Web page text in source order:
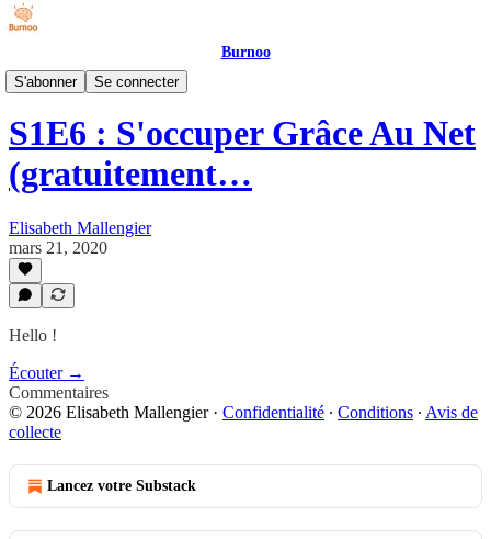
Burnoo
S'abonner
Se connecter
Phantasia - Podcast
S1E6 : S'occuper Grâce Au Net
(gratuitement…
Elisabeth Mallengier
mars 21, 2020
Hello !
Écouter →
Commentaires
© 2026 Elisabeth Mallengier· Confidentialité ∙ Conditions ∙ Avis de
collecte
Lancez votre Substack